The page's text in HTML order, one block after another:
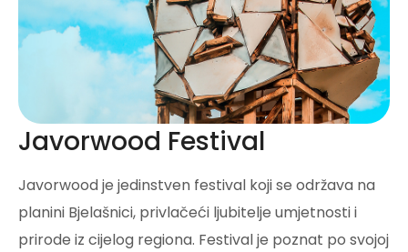
Javorwood Festival
Javorwood je jedinstven festival koji se održava na
planini Bjelašnici, privlačeći ljubitelje umjetnosti i
prirode iz cijelog regiona. Festival je poznat po svojoj